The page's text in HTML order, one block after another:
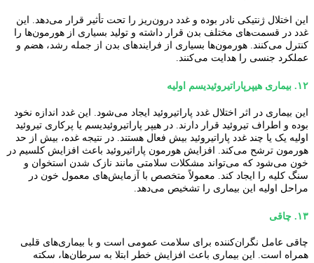
این اختلال ژنتیکی نادر بوده و غدد درون‌ریز را تحت تأثیر قرار می‌دهد. این
غدد در قسمت‌های مختلف بدن قرار داشته و تولید بسیاری از هورمون‌ها را
کنترل می‌کنند. هورمون‌ها بسیاری از فرایندهای بدن از جمله رشد، هضم و
عملکرد جنسی را هدایت می‌کنند.
۱۲. بیماری هیپرپاراتیروئیدیسم اولیه
این بیماری در اثر اختلال غدد پاراتیروئید ایجاد می‌شود. این غدد اندازه نخود
بوده و اطراف تیروئید قرار دارند. در هیپر پاراتیروئیدیسم یا پرکاری تیروئید
اولیه یک یا چند غدد پاراتیروئید بیش فعال هستند. در نتیجه غده، بیش از حد
هورمون ترشح می‌کند. افزایش هورمون پاراتیروئید باعث افزایش کلسیم در
خون می‌شود که می‌تواند مشکلات سلامتی مانند نازک شدن استخوان و
سنگ کلیه را ایجاد کند. معمولاً متخصص با آزمایش‌های معمول خون در
مراحل اولیه این بیماری را تشخیص می‌دهد.
۱۳ . چاقی
چاقی عامل نگران‌کننده برای سلامت عمومی است و با بیماری‌های قلبی
همراه است. این بیماری باعث افزایش خطر ابتلا به سرطان‌ها، سکته